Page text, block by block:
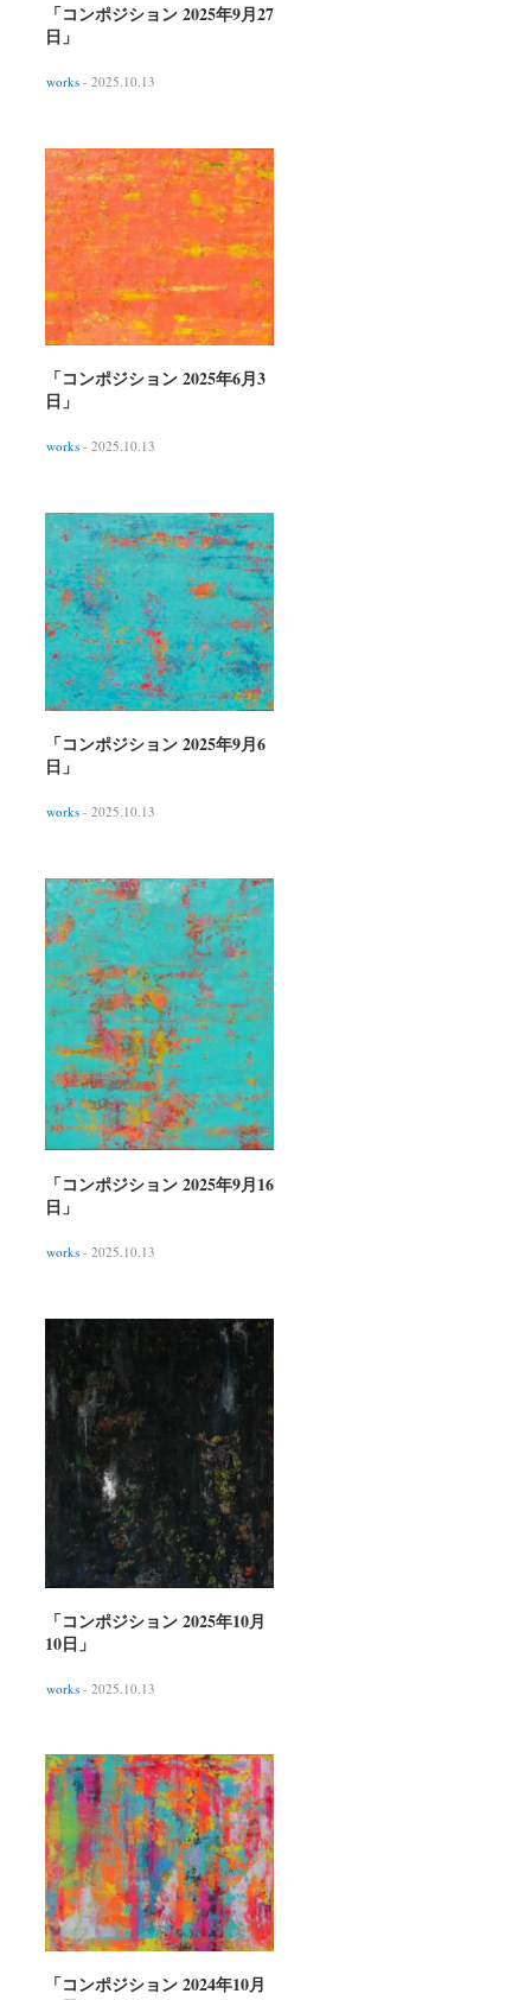
「コンポジション 2025年9月27
日」
works - 2025.10.13
「コンポジション 2025年6月3
日」
works - 2025.10.13
「コンポジション 2025年9月6
日」
works - 2025.10.13
「コンポジション 2025年9月16
日」
works - 2025.10.13
「コンポジション 2025年10月
10日」
works - 2025.10.13
「コンポジション 2024年10月